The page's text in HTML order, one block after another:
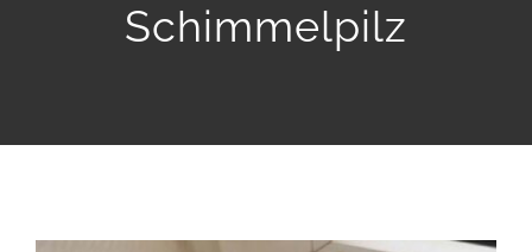
Schimmelpilz